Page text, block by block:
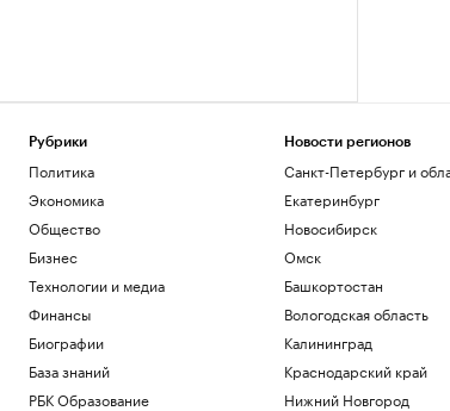
Рубрики
Политика
Экономика
Общество
Бизнес
Технологии и медиа
Финансы
Биографии
База знаний
РБК Образование
Новости регионов
Санкт-Петербург и
Екатеринбург
Новосибирск
Омск
Башкортостан
Вологодская область
Калининград
Краснодарский край
Нижний Новгород